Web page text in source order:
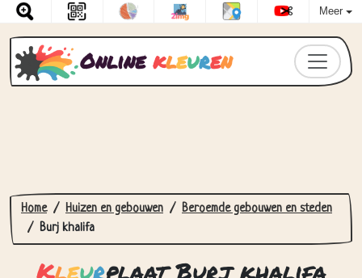
Meer
Online kleuren
Home Huizen en gebouwen
Beroemde gebouwen en steden
Burj khalifa
Kleurplaat Burj khalifa